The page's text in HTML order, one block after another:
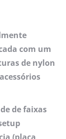
com um
de nylon
de faixas
(placa,